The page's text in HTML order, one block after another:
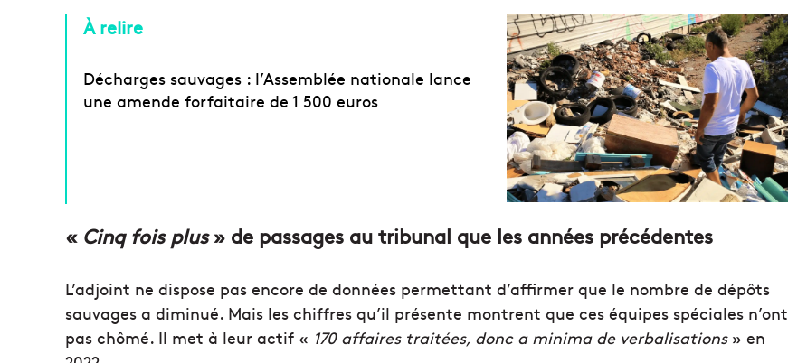
À relire
Décharges sauvages : l’Assemblée nationale lance
une amende forfaitaire de 1 500 euros
« Cinq fois plus» de passages au tribunal que les années précédentes
L’adjoint ne dispose pas encore de données permettant d’affirmer que le nombre de dépôts
sauvages a diminué. Mais les chiffres qu’il présente montrent que ces équipes spéciales n’ont
pas chômé. Il met à leur actif « 170 affaires traitées, donc a minima de verbalisations» en